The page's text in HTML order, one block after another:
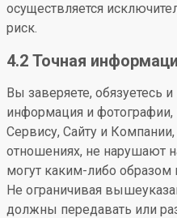
осуществляется
риск.
4.2 Точная
Вы заверяете, обязуетесь и
информация и
Сервису, Сайту и
отношениях, не нарушают
могут каким-либо
Не ограничивая
должны передавать или